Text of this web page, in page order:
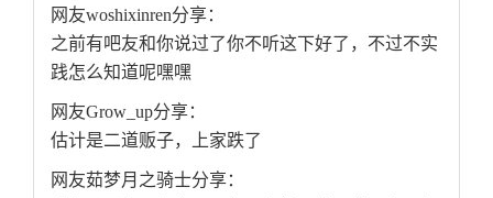
网友woshixinren分享：
之前有吧友和你说过了你不听这下好了，不过不实
践怎么知道呢嘿嘿
网友Grow_up分享：
估计是二道贩子，上家跌了
网友茹梦月之骑士分享：